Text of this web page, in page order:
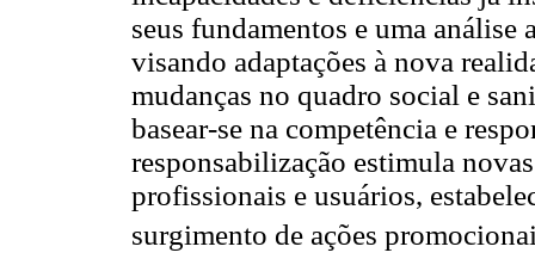
seus fundamentos e uma
visando adaptações à nova
mudanças no quadro social e
basear-se na competência e
responsabilização estimula
profissionais e usuários,
surgimento de ações